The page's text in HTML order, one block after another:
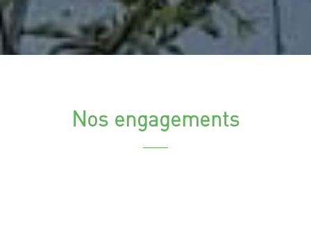
Nos engagements